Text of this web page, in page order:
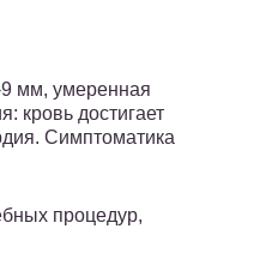
мм, умеренная
кровь достигает
Симптоматика
процедур,